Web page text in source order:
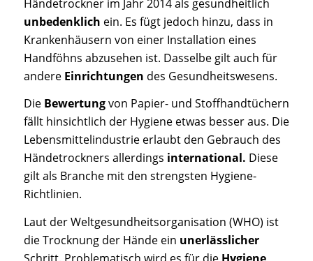
Händetrockner im Jahr 2014 als gesundheitlich
unbedenklich ein. Es fügt jedoch hinzu, dass in
Krankenhäusern von einer Installation eines
Handföhns abzusehen ist. Dasselbe gilt auch für
andere Einrichtungen des Gesundheitswesens.
Die Bewertungvon Papier- und Stoffhandtüchern
fällt hinsichtlich der Hygiene etwas besser aus. Die
Lebensmittelindustrie erlaubt den Gebrauch des
Händetrockners allerdings international. Diese
gilt als Branche mit den strengsten Hygiene-
Richtlinien.
Laut der Weltgesundheitsorganisation (WHO) ist
die Trocknung der Hände ein unerlässlicher